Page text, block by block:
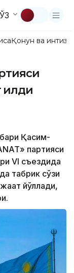
ЎЗ
Қонун ва
Қасим-
партияси
VI съездида
табрик сўзи
йўллади,